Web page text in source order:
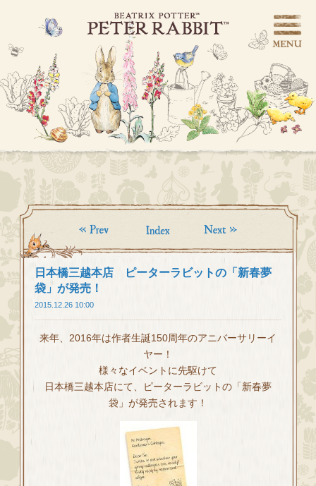
日本橋三越本店 ピーターラビットの「新春夢
袋」が発売！
2015.12.26 10:00
来年、2016年は作者生誕150周年のアニバーサリーイ
ヤー！
様々なイベントに先駆けて
日本橋三越本店にて、ピーターラビットの「新春夢
袋」が発売されます！